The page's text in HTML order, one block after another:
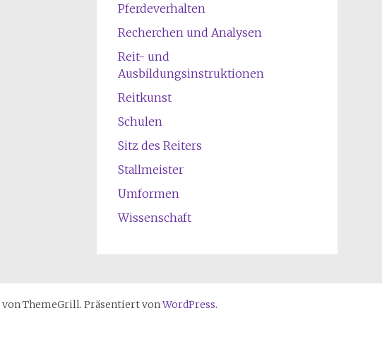
Pferdeverhalten
Recherchen und Analysen
Reit- und
Ausbildungsinstruktionen
Reitkunst
Schulen
Sitz des Reiters
Stallmeister
Umformen
Wissenschaft
von ThemeGrill. Präsentiert vonWordPress.